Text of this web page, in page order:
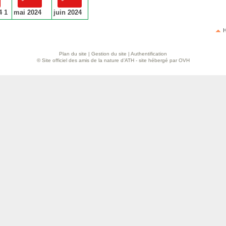
1 mai 2024 juin 2024
Plan du site | Gestion du site | Authentification
© Site officiel des amis de la nature d’ATH - site hébergé par OVH